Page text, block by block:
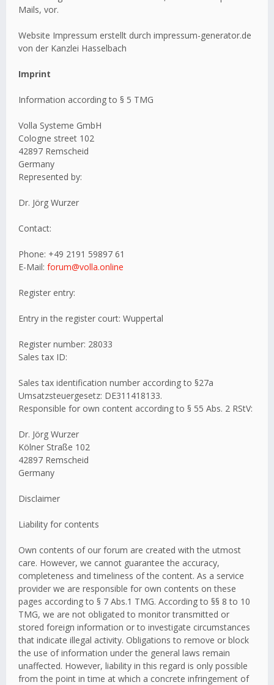
Mails, vor.
Website Impressum erstellt durch impressum-generator.de
von der Kanzlei Hasselbach
Imprint
Information according to § 5 TMG
Volla Systeme GmbH
Cologne street 102
42897 Remscheid
Germany
Represented by:
Dr. Jörg Wurzer
Contact:
Phone: +49 2191 59897 61
E-Mail: forum@volla.online
Register entry:
Entry in the register court: Wuppertal
Register number: 28033
Sales tax ID:
Sales tax identification number according to §27a
Umsatzsteuergesetz: DE311418133.
Responsible for own content according to § 55 Abs. 2 RStV:
Dr. Jörg Wurzer
Kölner Straße 102
42897 Remscheid
Germany
Disclaimer
Liability for contents
Own contents of our forum are created with the utmost
care. However, we cannot guarantee the accuracy,
completeness and timeliness of the content. As a service
provider we are responsible for own contents on these
pages according to § 7 Abs.1 TMG. According to §§ 8 to 10
TMG, we are not obligated to monitor transmitted or
stored foreign information or to investigate circumstances
that indicate illegal activity. Obligations to remove or block
the use of information under the general laws remain
unaffected. However, liability in this regard is only possible
from the point in time at which a concrete infringement of